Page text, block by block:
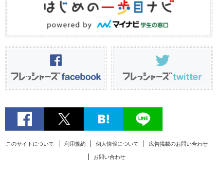
このサイトについて 利用規約 個人情報について 広告掲載のお問い合わせ
お問い合わせ